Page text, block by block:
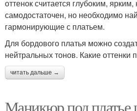
оттенок считается глубоким,
самодостаточен, но необходимо
гармонирующие с платьем.
Для бордового платья можно
нейтральных тонов. Какие оттенки
читать дальше →